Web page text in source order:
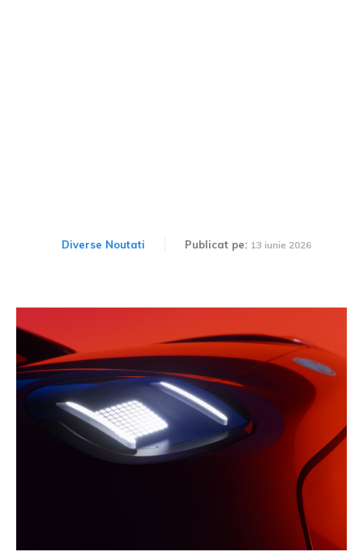
Diverse Noutati Publicat pe: 13 iunie 2026